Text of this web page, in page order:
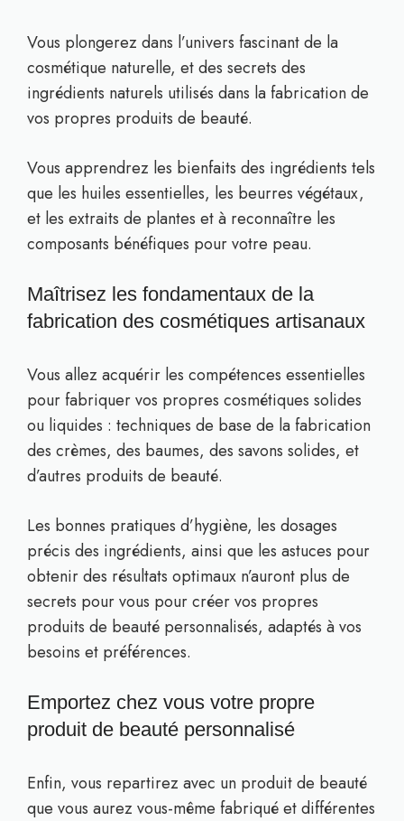
Vous plongerez dans l’univers fascinant de la
cosmétique naturelle, et des secrets des
ingrédients naturels utilisés dans la fabrication de
vos propres produits de beauté.
Vous apprendrez les bienfaits des ingrédients tels
que les huiles essentielles, les beurres végétaux,
et les extraits de plantes et à reconnaître les
composants bénéfiques pour votre peau.
Maîtrisez les fondamentaux de la
fabrication des cosmétiques artisanaux
Vous allez acquérir les compétences essentielles
pour fabriquer vos propres cosmétiques solides
ou liquides : techniques de base de la fabrication
des crèmes, des baumes, des savons solides, et
d’autres produits de beauté.
Les bonnes pratiques d’hygiène, les dosages
précis des ingrédients, ainsi que les astuces pour
obtenir des résultats optimaux n’auront plus de
secrets pour vous pour créer vos propres
produits de beauté personnalisés, adaptés à vos
besoins et préférences.
Emportez chez vous votre propre
produit de beauté personnalisé
Enfin, vous repartirez avec un produit de beauté
que vous aurez vous-même fabriqué et différentes